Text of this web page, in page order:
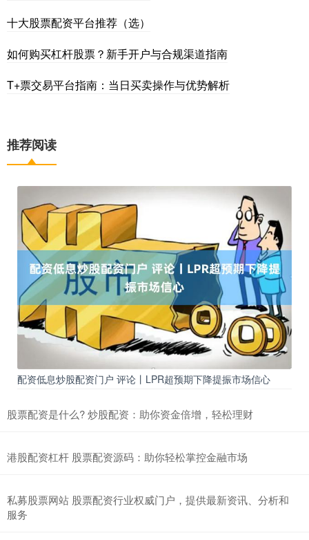
十大股票配资平台推荐（选）
如何购买杠杆股票？新手开户与合规渠道指南
T+票交易平台指南：当日买卖操作与优势解析
推荐阅读
配资低息炒股配资门户 评论丨LPR超预期下降提振市场信心
股票配资是什么? 炒股配资：助你资金倍增，轻松理财
港股配资杠杆 股票配资源码：助你轻松掌控金融市场
私募股票网站 股票配资行业权威门户，提供最新资讯、分析和
服务